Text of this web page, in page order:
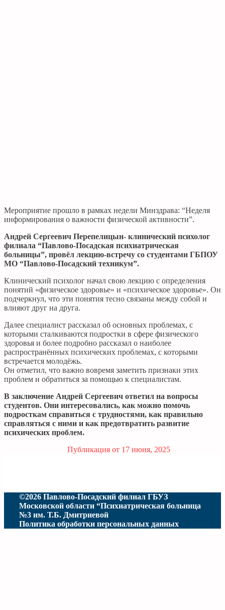
Мероприятие прошло в рамках недели Минздрава: “Неделя
информирования о важности физической активности”.
Андрей Сергеевич Перепелицын- клинический психолог
филиала “Павлово-Посадская психиатрическая
больницы”, провёл лекцию-встречу со студентами ГБПОУ
МО “Павлово-Посадский техникум”.
Клинический психолог начал свою лекцию с определения
понятий «физическое здоровье» и «психическое здоровье». Он
подчеркнул, что эти понятия тесно связаны между собой и
влияют друг на друга.
Далее специалист рассказал об основных проблемах, с
которыми сталкиваются подростки в сфере физического
здоровья и более подробно рассказал о наиболее
распространённых психических проблемах, с которыми
встречается молодёжь.
Он отметил, что важно вовремя заметить признаки этих
проблем и обратиться за помощью к специалистам.
В заключение Андрей Сергеевич ответил на вопросы
студентов. Они интересовались, как можно помочь
подросткам справиться с трудностями, как правильно
справляться с ними и как предотвратить развитие
психических проблем.
Публикация от 17 июня, 2025
©2026 Павлово-Посадский филиал ГБУЗ
Московской области “Психиатрическая больница
№3 им. Т.Б. Дмитриевой
Политика обработки персональных данных